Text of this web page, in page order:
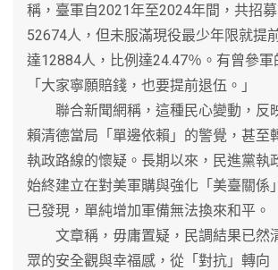
稱，臺軍自2021年至2024年間，共招
52674人，但未服滿現役最少年限就提
達12884人，比例達24.47％。有曾參軍
「大家寧願賠錢，也要提前退伍。」
聯合新聞網稱，這種民心變動，反
賴清德當局「單邊依賴」的警覺，甚至
執政路線的懷疑。長期以來，民進黨執
始終建立在對美軍購與強化「美臺關係
已發現，單純增加軍備無法換來和平。
文章稱，毋庸置疑，民調結果已然
眾的安全觀與幸福感，從「對抗」轉向